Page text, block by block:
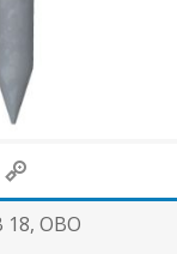
OBO